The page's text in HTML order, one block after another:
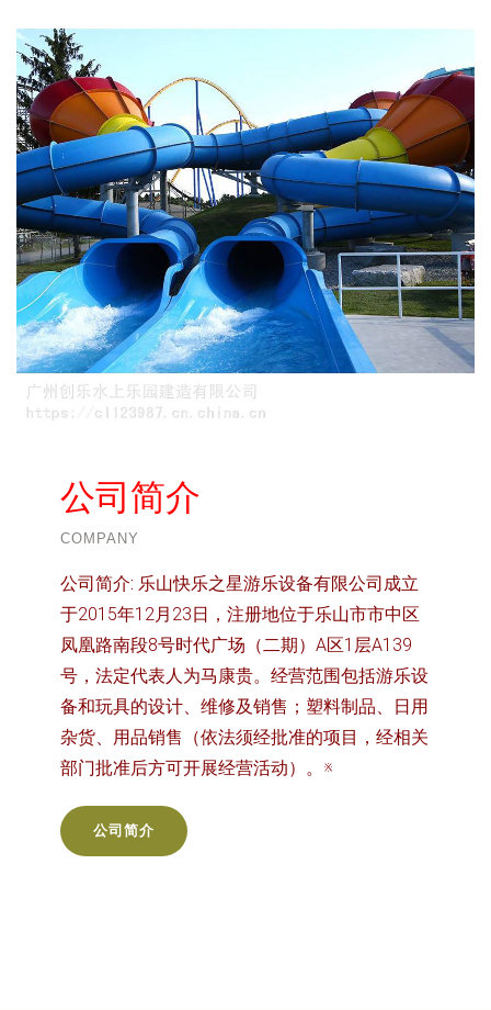
公司简介
COMPANY
公司简介: 乐山快乐之星游乐设备有限公司成立
于2015年12月23日，注册地位于乐山市市中区
凤凰路南段8号时代广场（二期）A区1层A139
号，法定代表人为马康贵。经营范围包括游乐设
备和玩具的设计、维修及销售；塑料制品、日用
杂货、用品销售（依法须经批准的项目，经相关
部门批准后方可开展经营活动）。※
公司简介